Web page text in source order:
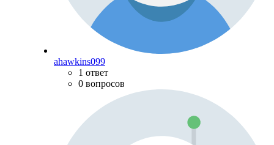
ahawkins099
1 ответ
0 вопросов